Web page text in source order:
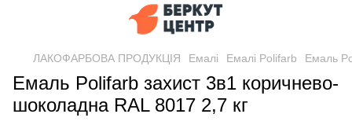
ЛАКОФАРБОВА ПРОДУКЦІЯ Емалі Емалі Polifarb Емаль
Емаль Polifarb захист 3в1 коричнево-
шоколадна RAL 8017 2,7 кг